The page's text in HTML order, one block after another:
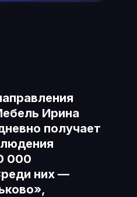
Ирина
получает
000
них —